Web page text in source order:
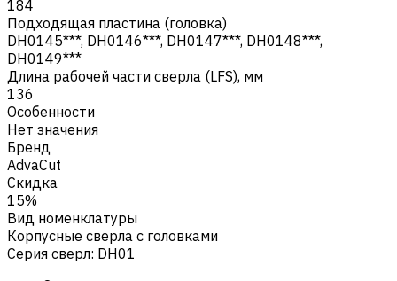
184
Подходящая пластина (головка)
DH0145***, DH0146***, DH0147***, DH0148***,
DH0149***
Длина рабочей части сверла (LFS), мм
136
Особенности
Нет значения
Бренд
AdvaCut
Скидка
15%
Вид номенклатуры
Корпусные сверла с головками
Серия сверл: DH01